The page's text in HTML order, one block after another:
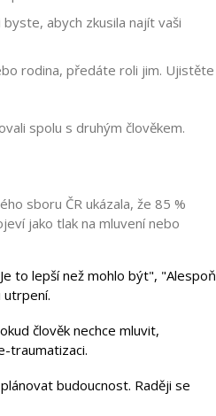
abych zkusila najít vaši
rodina, předáte roli jim. Ujistěte
spolu s druhým člověkem.
sboru ČR ukázala, že 85 %
jako tlak na mluvení nebo
to lepší než mohlo být", "Alespoň
utrpení.
člověk nechce mluvit,
traumatizaci.
budoucnost. Raději se